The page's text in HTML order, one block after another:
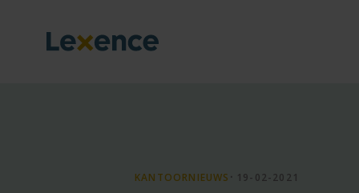
KANTOORNIEUWS ⸱ 19-02-2021